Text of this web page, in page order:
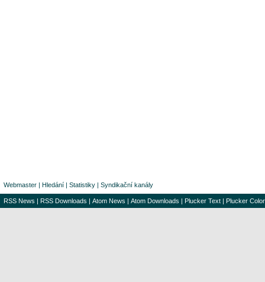
Webmaster | Hledání | Statistiky | Syndikační kanály
RSS News | RSS Downloads | Atom News | Atom Downloads | Plucker Text | Plucker Color